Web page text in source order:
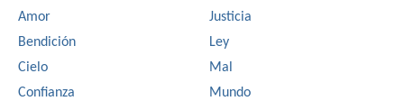
Amor
Bendición
Cielo
Confianza
Justicia
Ley
Mal
Mundo